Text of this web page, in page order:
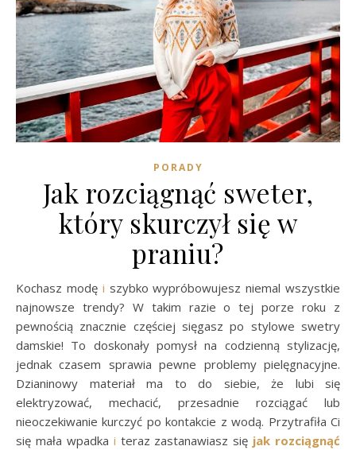
PORADY
Jak rozciągnąć sweter,
który skurczył się w
praniu?
Kochasz modę i szybko wypróbowujesz niemal wszystkie
najnowsze trendy? W takim razie o tej porze roku z
pewnością znacznie częściej sięgasz po stylowe swetry
damskie! To doskonały pomysł na codzienną stylizację,
jednak czasem sprawia pewne problemy pielęgnacyjne.
Dzianinowy materiał ma to do siebie, że lubi się
elektryzować, mechacić, przesadnie rozciągać lub
nieoczekiwanie kurczyć po kontakcie z wodą. Przytrafiła Ci
się mała wpadka i teraz zastanawiasz się jak rozciągnąć